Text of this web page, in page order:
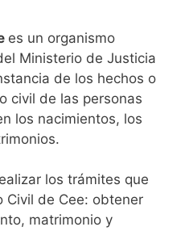
es un organismo
Ministerio de Justicia
de los hechos o
civil de las personas
los nacimientos, los
los trámites que
Civil de Cee: obtener
matrimonio y